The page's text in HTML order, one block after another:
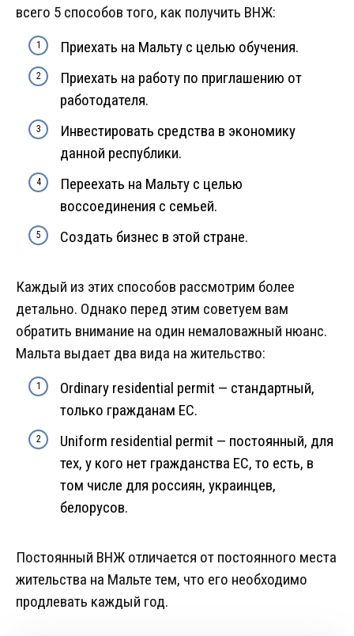
всего 5 способов того, как получить ВНЖ:
Приехать на Мальту с целью обучения.
Приехать на работу по приглашению от
работодателя.
Инвестировать средства в экономику
данной республики.
Переехать на Мальту с целью
воссоединения с семьей.
Создать бизнес в этой стране.
Каждый из этих способов рассмотрим более
детально. Однако перед этим советуем вам
обратить внимание на один немаловажный нюанс.
Мальта выдает два вида на жительство:
Ordinary residential permit — стандартный,
только гражданам ЕС.
Uniform residential permit — постоянный, для
тех, у кого нет гражданства ЕС, то есть, в
том числе для россиян, украинцев,
белорусов.
Постоянный ВНЖ отличается от постоянного места
жительства на Мальте тем, что его необходимо
продлевать каждый год.